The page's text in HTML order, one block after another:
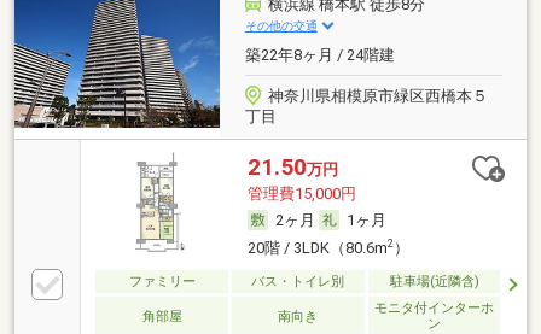
横浜線 橋本駅 徒歩8分
その他の交通
築22年8ヶ月 / 24階建
神奈川県相模原市緑区西橋本５
丁目
21.50万円
管理費15,000円
2ヶ月
1ヶ月
20階 / 3LDK（80.6m2）
ファミリー バス・トイレ別 駐車場(近隣含)
角部屋 南向き
モニタ付インターホ
ン